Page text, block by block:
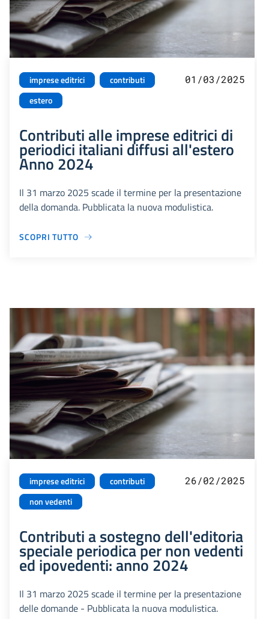
imprese editrici
contributi
estero
01/03/2025
Contributi alle imprese editrici di
periodici italiani diffusi all'estero
Anno 2024
Il 31 marzo 2025 scade il termine per la presentazione
della domanda. Pubblicata la nuova modulistica.
SCOPRI TUTTO
imprese editrici
contributi
non vedenti
26/02/2025
Contributi a sostegno dell'editoria
speciale periodica per non vedenti
ed ipovedenti: anno 2024
Il 31 marzo 2025 scade il termine per la presentazione
delle domande - Pubblicata la nuova modulistica.